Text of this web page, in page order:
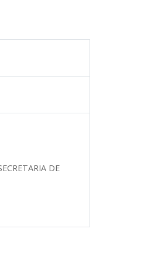
DE